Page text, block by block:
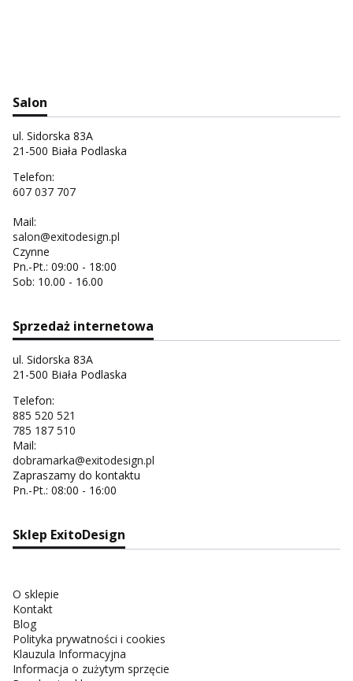
Salon
ul. Sidorska 83A
21-500 Biała Podlaska
Telefon:
607 037 707
Mail:
salon@exitodesign.pl
Czynne
Pn.-Pt.: 09:00 - 18:00
Sob: 10.00 - 16.00
Sprzedaż internetowa
ul. Sidorska 83A
21-500 Biała Podlaska
Telefon:
885 520 521
785 187 510
Mail:
dobramarka@exitodesign.pl
Zapraszamy do kontaktu
Pn.-Pt.: 08:00 - 16:00
Sklep ExitoDesign
O sklepie
Kontakt
Blog
Polityka prywatności i cookies
Klauzula Informacyjna
Informacja o zużytym sprzęcie